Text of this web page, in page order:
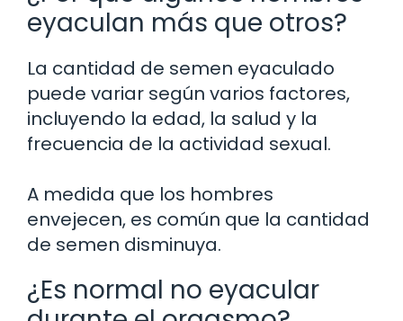
eyaculan más que otros?
La cantidad de semen eyaculado
puede variar según varios factores,
incluyendo la edad, la salud y la
frecuencia de la actividad sexual.
A medida que los hombres
envejecen, es común que la cantidad
de semen disminuya.
¿Es normal no eyacular